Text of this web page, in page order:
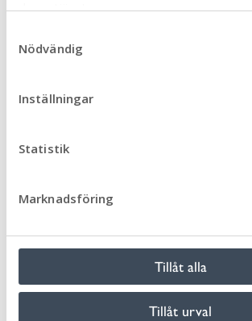
deras tjänster.
Nödvändig
Inställningar
Statistik
Marknadsföring
Tillåt alla
Tillåt urval
Här hittar du oss
Adress: Fiskaregatan 4, 386 50